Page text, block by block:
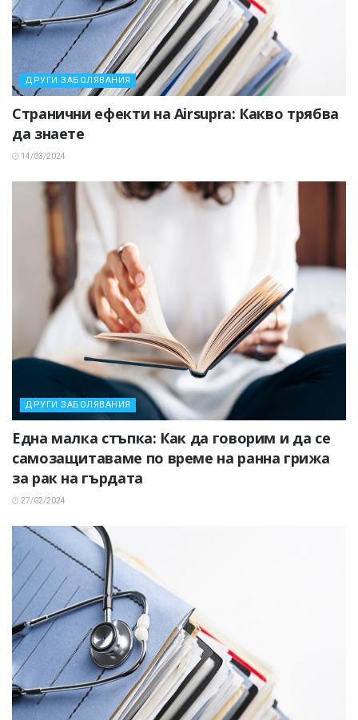
ДРУГИ ЗАБОЛЯВАНИЯ
Странични ефекти на Airsupra: Какво трябва
да знаете
14/03/2024
ДРУГИ ЗАБОЛЯВАНИЯ
Една малка стъпка: Как да говорим и да се
самозащитаваме по време на ранна грижа
за рак на гърдата
27/02/2024